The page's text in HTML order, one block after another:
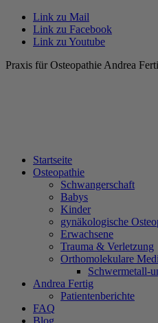
Link zu Mail
Link zu Facebook
Link zu Youtube
Praxis für Osteopathie Andrea
Startseite
Osteopathie
Schwangerschaft
Babys
Kinder
gynäkologische
Erwachsene
Trauma & Verletzung
Orthomolekulare
Schwermetall-
Andrea Fertig
Patientenberichte
FAQ
Blog